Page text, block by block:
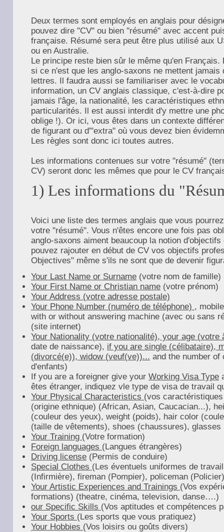
Deux termes sont employés en anglais pour
pouvez dire "CV" ou bien "résumé" avec accent
française. Résumé sera peut être plus utilisé aux
ou en Australie.
Le principe reste bien sûr le même qu'en
si ce n'est que les anglo-saxons ne mettent jamais
lettres. Il faudra aussi se familiariser avec le
information, un CV anglais classique, c'est-à-dire
jamais l'âge, la nationalité, les caractéristiques
particularités. Il est aussi interdit d'y mettre une
oblige !). Or ici, vous êtes dans un contexte
de figurant ou d'"extra" où vous devez bien
Les règles sont donc ici toutes autres.
Les informations contenues sur votre "résumé"
CV) seront donc les mêmes que pour le CV
1) Les informations du
Voici une liste des termes anglais que vous
votre "résumé". Vous n'êtes encore une fois pas
anglo-saxons aiment beaucoup la notion
pouvez rajouter en début de CV vos objectifs
Objectives" même s'ils ne sont que de devenir
Your Last Name or Surname (votre nom de famille)
Your First Name or Christian name (votre prénom)
Your Address (votre adresse postale)
Your Phone Number (numéro de téléphone) ,
with or without answering machine (avec ou sans
(site internet)
Your Nationality (votre nationalité), your age (votre
date de naissance), if you are single (célibataire),
(divorcé(e)), widow (veuf(ve))... and the number of
d'enfants)
If you are a foreigner give your Working Visa Type
êtes étranger, indiquez vle type de visa de travail
Your Physical Characteristics (vos
(origine ethnique) (African, Asian, Caucacian...),
(couleur des yeux), weight (poids), hair color
(taille de vêtements), shoes (chaussures), glasses
Your Training (Votre formation)
Foreign languages (Langues étrangères)
Driving license (Permis de conduire)
Special Clothes (Les éventuels uniformes de
(Infirmière), fireman (Pompier), policeman
Your Artistic Experiences and Trainings (Vos
formations) (theatre, cinéma, television, danse….)
our Specific Skills (Vos aptitudes et compétences
Your Sports (Les sports que vous pratiquez)
Your Hobbies (Vos loisirs ou goûts divers)